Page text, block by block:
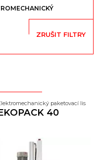
ZRUŠIT FILTRY
paketovací lis
40